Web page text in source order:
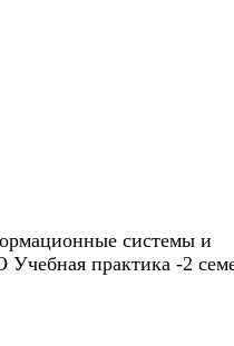
системы и
Учебная практика -2